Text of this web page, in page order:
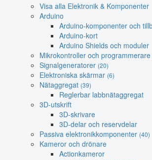
Visa alla Elektronik & Komponenter
Arduino
Arduino-komponenter och
Arduino-kort
Arduino Shields och moduler
Mikrokontroller och programmerare
Signalgeneratorer (20)
Elektroniska skärmar (6)
Nätaggregat (39)
Reglerbar labbnätaggregat
3D-utskrift
3D-skrivare
3D-delar och reservdelar
Passiva elektronikkomponenter (40)
Kameror och drönare
Actionkameror